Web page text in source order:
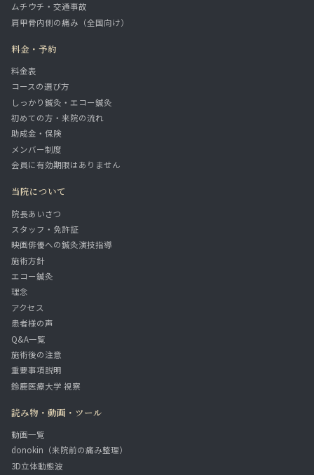
ムチウチ・交通事故
肩甲骨内側の痛み（全国向け）
料金・予約
料金表
コースの選び方
しっかり鍼灸・エコー鍼灸
初めての方・来院の流れ
助成金・保険
メンバー制度
会員に有効期限はありません
当院について
院長あいさつ
スタッフ・免許証
映画俳優への鍼灸演技指導
施術方針
エコー鍼灸
理念
アクセス
患者様の声
Q&A一覧
施術後の注意
重要事項説明
鈴鹿医療大学 視察
読み物・動画・ツール
動画一覧
donokin（来院前の痛み整理）
3D立体動態波